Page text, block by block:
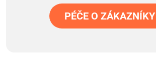
PÉČE O ZÁKAZNÍKY